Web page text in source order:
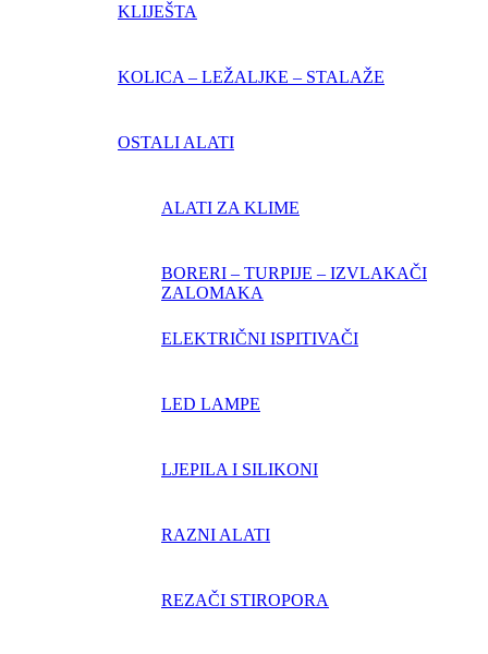
KLIJEŠTA
KOLICA – LEŽALJKE – STALAŽE
OSTALI ALATI
ALATI ZA KLIME
BORERI – TURPIJE – IZVLAKAČI
ZALOMAKA
ELEKTRIČNI ISPITIVAČI
LED LAMPE
LJEPILA I SILIKONI
RAZNI ALATI
REZAČI STIROPORA